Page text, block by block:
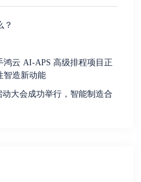
？
云 AI-APS 高级排程项目正
智造新动能
大会成功举行，智能制造合